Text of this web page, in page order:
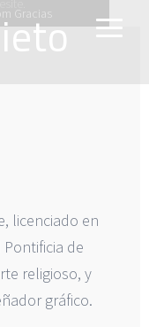
Gracias
licenciado en
de
religioso, y
gráfico.